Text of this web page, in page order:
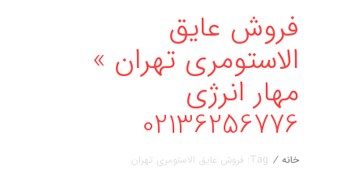
فروش عایق
الاستومری تهران »
مهار انرژی
02136256776
خانه / Tag: فروش عایق الاستومری تهران